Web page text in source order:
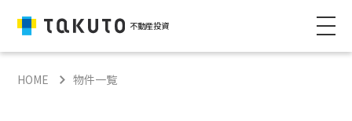
不動産投資
HOME 物件一覧